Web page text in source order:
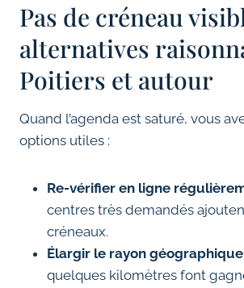
Pas de créneau
alternatives
Poitiers et autour
Quand l’agenda est saturé, vous
options utiles :
Re-vérifier en ligne
centres très demandés
créneaux.
Élargir le rayon géographique
quelques kilomètres font